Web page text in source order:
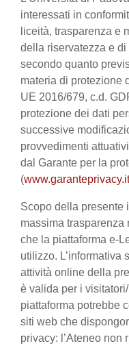
interessati in
liceità, trasparenza e
della riservatezza e
secondo quanto
materia di protezione
UE 2016/679, c.d.
protezione dei dati
successive
provvedimenti
dal Garante per la
(www.garanteprivacy.it
Scopo della presente
massima
che la piattaforma e-
utilizzo. L’informativa
attività online della
è valida per i
piattaforma potrebbe
siti web che
privacy: l’Ateneo non